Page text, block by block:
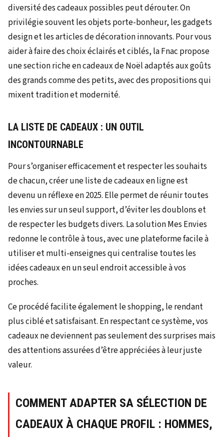
diversité des cadeaux possibles peut dérouter. On
privilégie souvent les objets porte-bonheur, les gadgets
design et les articles de décoration innovants. Pour vous
aider à faire des choix éclairés et ciblés, la Fnac propose
une section riche en cadeaux de Noël adaptés aux goûts
des grands comme des petits, avec des propositions qui
mixent tradition et modernité.
LA LISTE DE CADEAUX : UN OUTIL
INCONTOURNABLE
Pour s’organiser efficacement et respecter les souhaits
de chacun, créer une liste de cadeaux en ligne est
devenu un réflexe en 2025. Elle permet de réunir toutes
les envies sur un seul support, d’éviter les doublons et
de respecter les budgets divers. La solution Mes Envies
redonne le contrôle à tous, avec une plateforme facile à
utiliser et multi-enseignes qui centralise toutes les
idées cadeaux en un seul endroit accessible à vos
proches.
Ce procédé facilite également le shopping, le rendant
plus ciblé et satisfaisant. En respectant ce système, vos
cadeaux ne deviennent pas seulement des surprises mais
des attentions assurées d’être appréciées à leur juste
valeur.
COMMENT ADAPTER SA SÉLECTION DE
CADEAUX À CHAQUE PROFIL : HOMMES,